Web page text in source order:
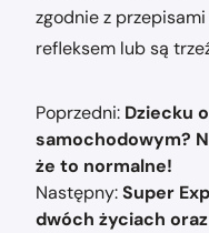
zgodnie z
refleksem lub są
Nawigacja
wpisu
Poprzedni: Dziecku
samochodowym?
że to normalne!
Następny:Super
dwóch życiach